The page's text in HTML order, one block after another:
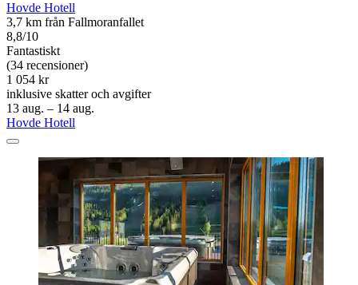
Hovde Hotell
3,7 km från Fallmoranfallet
8,8/10
Fantastiskt
(34 recensioner)
1 054 kr
inklusive skatter och avgifter
13 aug. – 14 aug.
Hovde Hotell